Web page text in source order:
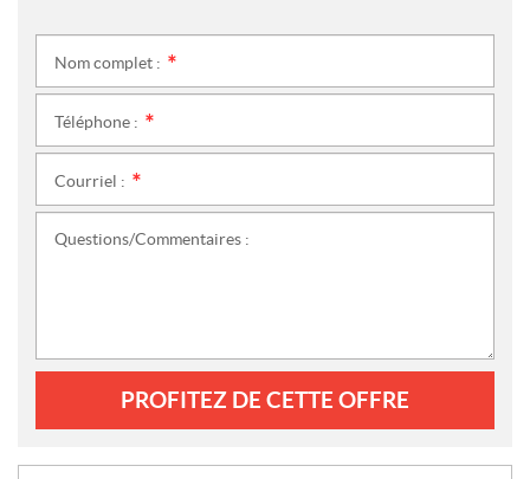
Nom complet :
Téléphone :
Courriel :
Questions/Commentaires :
PROFITEZ DE CETTE OFFRE